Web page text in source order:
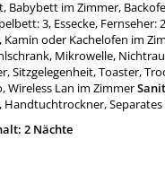
Babybett im Zimmer,
3, Essecke, Fernseher:
Kamin oder Kachelofen im
Mikrowelle,
Sitzgelegenheit, Toaster,
Wireless Lan im Zimmer
Handtuchtrockner, Separates
2 Nächte